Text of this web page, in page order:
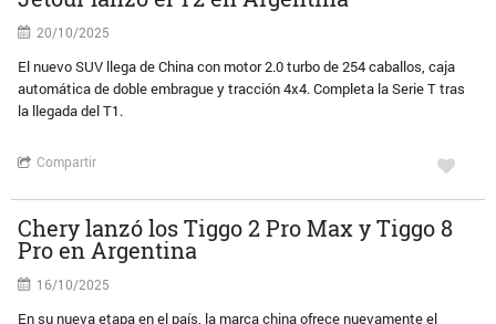
20/10/2025
El nuevo SUV llega de China con motor 2.0 turbo de 254 caballos, caja
automática de doble embrague y tracción 4x4. Completa la Serie T tras
la llegada del T1.
Compartir
Chery lanzó los Tiggo 2 Pro Max y Tiggo 8
Pro en Argentina
16/10/2025
En su nueva etapa en el país, la marca china ofrece nuevamente el